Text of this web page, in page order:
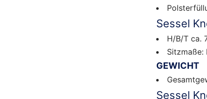
Sessel
H/B/T ca.
Sitzmaße:
GEWICHT
Sessel